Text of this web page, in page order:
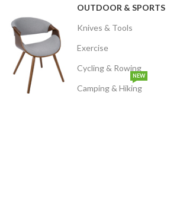
OUTDOOR & SPORTS
Knives & Tools
Exercise
Cycling & Rowing
Camping & Hiking
NEW